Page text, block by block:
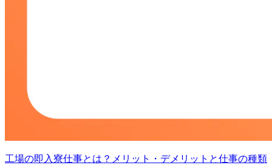
工場の即入寮仕事とは？メリット・デメリットと仕事の種類